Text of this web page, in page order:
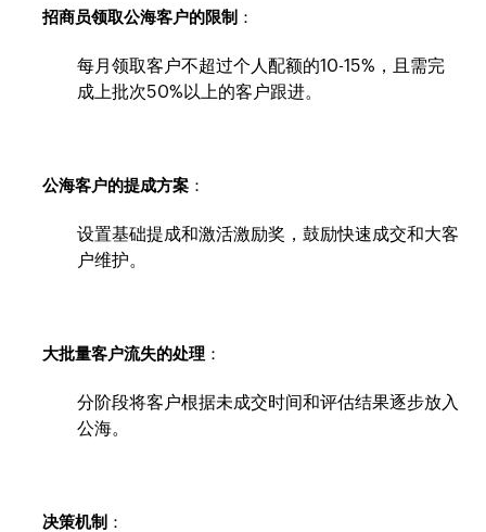
招商员领取公海客户的限制 ：
每月领取客户不超过个人配额的10-15%，且需完
成上批次50%以上的客户跟进。
公海客户的提成方案 ：
设置基础提成和激活激励奖，鼓励快速成交和大客
户维护。
大批量客户流失的处理 ：
分阶段将客户根据未成交时间和评估结果逐步放入
公海。
决策机制 ：